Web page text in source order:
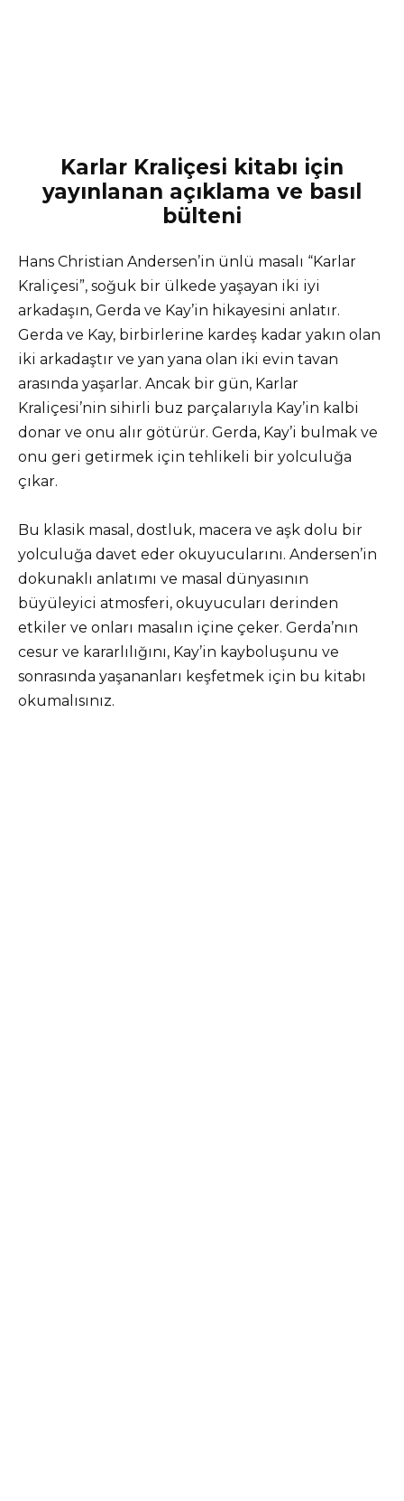
Karlar Kraliçesi kitabı için
yayınlanan açıklama ve basıl
bülteni
Hans Christian Andersen’in ünlü masalı “Karlar
Kraliçesi”, soğuk bir ülkede yaşayan iki iyi
arkadaşın, Gerda ve Kay’in hikayesini anlatır.
Gerda ve Kay, birbirlerine kardeş kadar yakın olan
iki arkadaştır ve yan yana olan iki evin tavan
arasında yaşarlar. Ancak bir gün, Karlar
Kraliçesi’nin sihirli buz parçalarıyla Kay’in kalbi
donar ve onu alır götürür. Gerda, Kay’i bulmak ve
onu geri getirmek için tehlikeli bir yolculuğa
çıkar.
Bu klasik masal, dostluk, macera ve aşk dolu bir
yolculuğa davet eder okuyucularını. Andersen’in
dokunaklı anlatımı ve masal dünyasının
büyüleyici atmosferi, okuyucuları derinden
etkiler ve onları masalın içine çeker. Gerda’nın
cesur ve kararlılığını, Kay’in kayboluşunu ve
sonrasında yaşananları keşfetmek için bu kitabı
okumalısınız.